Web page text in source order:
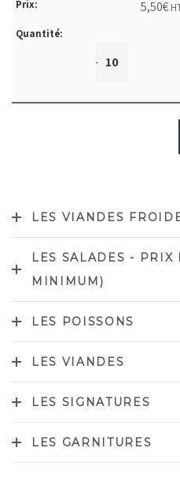
5,50€
+
LES VIANDES
LES SALADES - PRIX
MINIMUM)
LES POISSONS
LES VIANDES
LES SIGNATURES
LES GARNITURES